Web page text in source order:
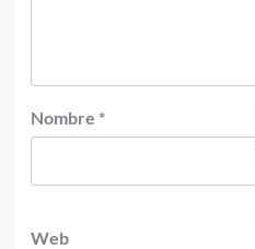
Nombre *
Web